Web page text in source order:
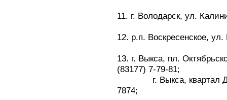
11. г. Володарск, ул.
12. р.п. Воскресенское,
13. г. Выкса, пл.
(83177) 7-79-81;
г. Выкса, квартал
7874;